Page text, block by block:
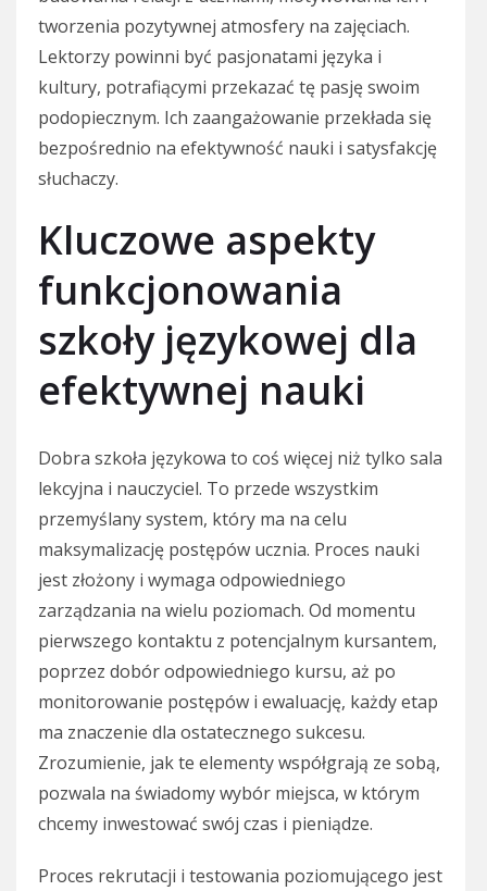
tworzenia pozytywnej atmosfery na zajęciach.
Lektorzy powinni być pasjonatami języka i
kultury, potrafiącymi przekazać tę pasję swoim
podopiecznym. Ich zaangażowanie przekłada się
bezpośrednio na efektywność nauki i satysfakcję
słuchaczy.
Kluczowe aspekty
funkcjonowania
szkoły językowej dla
efektywnej nauki
Dobra szkoła językowa to coś więcej niż tylko sala
lekcyjna i nauczyciel. To przede wszystkim
przemyślany system, który ma na celu
maksymalizację postępów ucznia. Proces nauki
jest złożony i wymaga odpowiedniego
zarządzania na wielu poziomach. Od momentu
pierwszego kontaktu z potencjalnym kursantem,
poprzez dobór odpowiedniego kursu, aż po
monitorowanie postępów i ewaluację, każdy etap
ma znaczenie dla ostatecznego sukcesu.
Zrozumienie, jak te elementy współgrają ze sobą,
pozwala na świadomy wybór miejsca, w którym
chcemy inwestować swój czas i pieniądze.
Proces rekrutacji i testowania poziomującego jest